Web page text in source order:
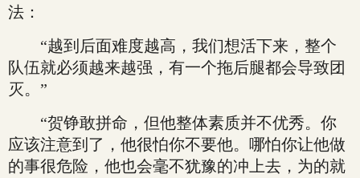
法：
“越到后面难度越高，我们想活下来，整个
队伍就必须越来越强，有一个拖后腿都会导致团
灭。”
“贺铮敢拼命，但他整体素质并不优秀。你
应该注意到了，他很怕你不要他。哪怕你让他做
的事很危险，他也会毫不犹豫的冲上去，为的就